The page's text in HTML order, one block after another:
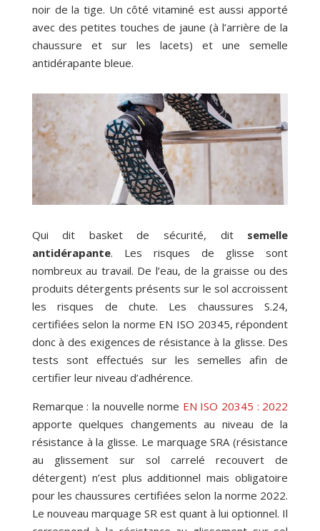
noir de la tige. Un côté vitaminé est aussi apporté
avec des petites touches de jaune (à l’arrière de la
chaussure et sur les lacets) et une semelle
antidérapante bleue.
Qui dit basket de sécurité, dit semelle
antidérapante. Les risques de glisse sont
nombreux au travail. De l’eau, de la graisse ou des
produits détergents présents sur le sol accroissent
les risques de chute. Les chaussures S.24,
certifiées selon la norme EN ISO 20345, répondent
donc à des exigences de résistance à la glisse. Des
tests sont effectués sur les semelles afin de
certifier leur niveau d’adhérence.
Remarque : la nouvelle norme EN ISO 20345 : 2022
apporte quelques changements au niveau de la
résistance à la glisse. Le marquage SRA (résistance
au glissement sur sol carrelé recouvert de
détergent) n’est plus additionnel mais obligatoire
pour les chaussures certifiées selon la norme 2022.
Le nouveau marquage SR est quant à lui optionnel. Il